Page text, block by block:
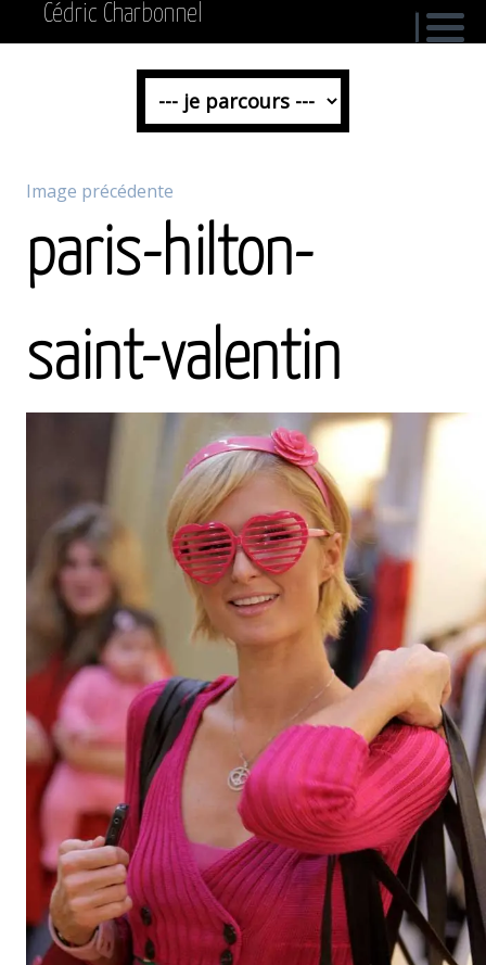
Cédric Charbonnel
Image précédente
paris-hilton-
saint-valentin